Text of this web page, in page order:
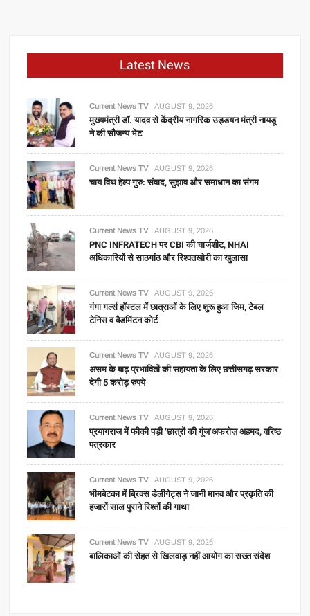
Latest News
Current News TV AUGUST 9, 2026
मुख्यमंत्री डॉ. यादव से केंद्रीय नागरिक उड्डयन मंत्री नायडू
ने की सौजन्य भेंट
Current News TV AUGUST 9, 2026
चाय विथ हेल्प गुरु: संवाद, सुझाव और समाधान का संगम
Current News TV AUGUST 9, 2026
PNC INFRATECH पर CBI की चार्जशीट, NHAI
अधिकारियों से साठगांठ और रिश्वतखोरी का खुलासा
Current News TV AUGUST 9, 2026
गंगा गर्ल्स हॉस्टल में छात्राओं के लिए शुरू हुआ जिम, टेबल
टेनिस व बैडमिंटन कोर्ट
Current News TV AUGUST 9, 2026
असम के बाढ़ प्रभावितों की सहायता के लिए छत्तीसगढ़ सरकार
देगी 5 करोड़ रुपये
Current News TV AUGUST 9, 2026
प्रयागराज में फीकी पड़ी ‘छात्रों की गूंज’अफरोज़ अहमद, वरिष्ठ
पत्रकार
Current News TV AUGUST 9, 2026
भीमबेटका में ब्रिक्स डेलीगेट्स ने जानी मानव और प्रकृति की
हजारों साल पुराने रिश्तों की गाथा
Current News TV AUGUST 9, 2026
बालिकाओं की सेहत से खिलवाड़ नहीं आयोग का सख्त संदेश